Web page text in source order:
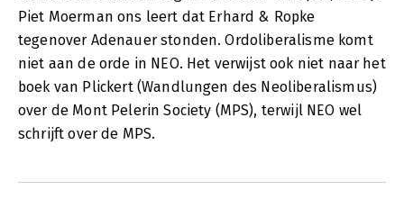
Piet Moerman ons leert dat Erhard & Ropke
tegenover Adenauer stonden. Ordoliberalisme komt
niet aan de orde in NEO. Het verwijst ook niet naar het
boek van Plickert (Wandlungen des Neoliberalismus)
over de Mont Pelerin Society (MPS), terwijl NEO wel
schrijft over de MPS.